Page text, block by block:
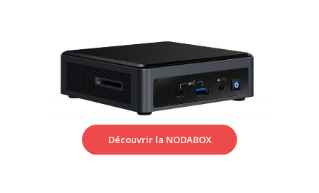
Découvrir la NODABOX